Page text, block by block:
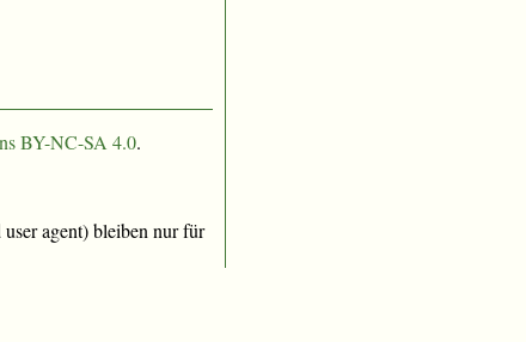
BY-NC-SA 4.0.
agent) bleiben nur für